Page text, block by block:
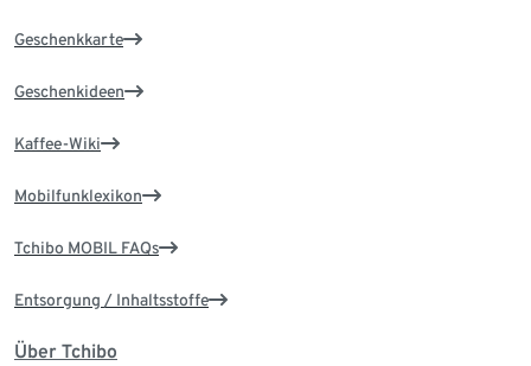
Geschenkkarte
Geschenkideen
Kaffee-Wiki
Mobilfunklexikon
Tchibo MOBIL FAQs
Entsorgung / Inhaltsstoffe
Über Tchibo